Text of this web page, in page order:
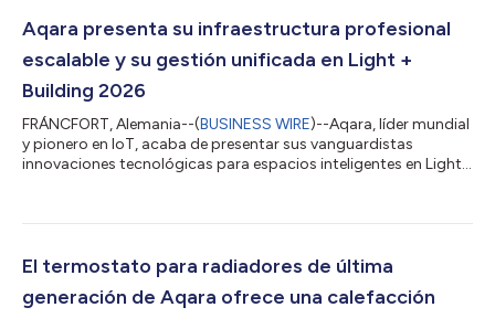
para las casas inteligentes modernas. Camera Hub G350: La
primera cámara del mundo co...
Aqara presenta su infraestructura profesional
escalable y su gestión unificada en Light +
Building 2026
FRÁNCFORT, Alemania--(BUSINESS WIRE)--Aqara, líder mundial
y pionero en IoT, acaba de presentar sus vanguardistas
innovaciones tecnológicas para espacios inteligentes en Light
inteligente de la iluminación, el ahorro energético y la seguridad
sistema Aqara lanza una solución de sistema centralizado
El termostato para radiadores de última
generación de Aqara ofrece una calefacción